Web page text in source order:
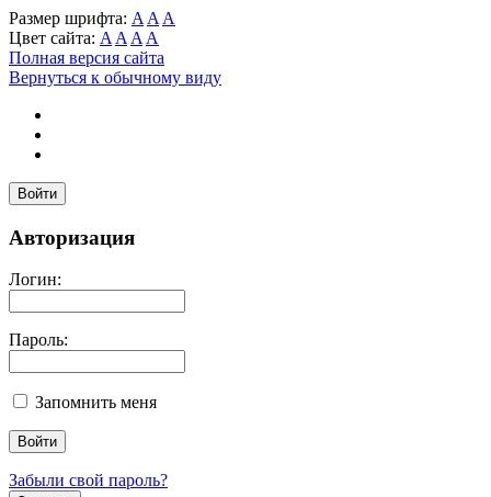
Размер шрифта: A A A
Цвет сайта: A A A A
Полная версия сайта
Вернуться к обычному виду
Войти
Авторизация
Логин:
Пароль:
Запомнить меня
Забыли свой пароль?